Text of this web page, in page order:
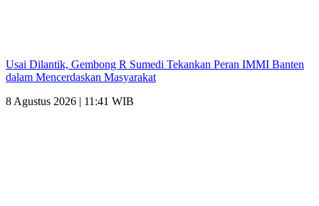
Usai Dilantik, Gembong R Sumedi Tekankan Peran IMMI Banten
dalam Mencerdaskan Masyarakat
8 Agustus 2026 | 11:41 WIB